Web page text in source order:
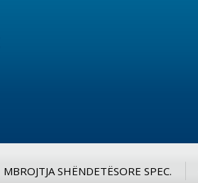
MBROJTJA SHËNDETËSORE SPEC.